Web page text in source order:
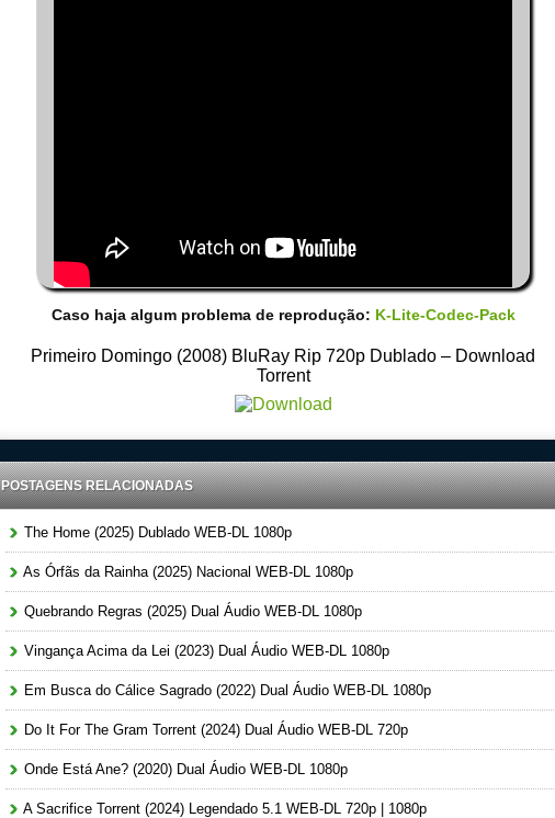
Caso haja algum problema de reprodução: K-Lite-Codec-Pack
Primeiro Domingo (2008) BluRay Rip 720p Dublado – Download
Torrent
POSTAGENS RELACIONADAS
The Home (2025) Dublado WEB-DL 1080p
As Órfãs da Rainha (2025) Nacional WEB-DL 1080p
Quebrando Regras (2025) Dual Áudio WEB-DL 1080p
Vingança Acima da Lei (2023) Dual Áudio WEB-DL 1080p
Em Busca do Cálice Sagrado (2022) Dual Áudio WEB-DL 1080p
Do It For The Gram Torrent (2024) Dual Áudio WEB-DL 720p
Onde Está Ane? (2020) Dual Áudio WEB-DL 1080p
A Sacrifice Torrent (2024) Legendado 5.1 WEB-DL 720p | 1080p